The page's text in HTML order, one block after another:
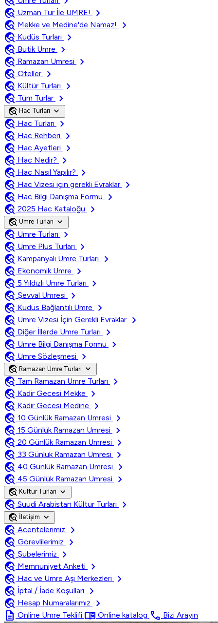
travel_explore Uzman Tur İle UMRE!
chevron_right
travel_explore Mekke ve Medine'de Namaz!
chevron_right
travel_explore Kudüs Turları
chevron_right
travel_explore Butik Umre
chevron_right
travel_explore Ramazan Umresi
chevron_right
travel_explore Oteller
chevron_right
travel_explore Kültür Turları
chevron_right
travel_explore Tüm Turlar chevron_right
travel_explore Hac Turları expand_more
travel_explore Hac Turları
chevron_right
travel_explore Hac Rehberi
chevron_right
travel_explore Hac Ayetleri
chevron_right
travel_explore Hac Nedir?
chevron_right
travel_explore Hac Nasıl Yapılır?
chevron_right
travel_explore Hac Vizesi için gerekli Evraklar
chevron_right
travel_explore Hac Bilgi Danışma Formu
chevron_right
travel_explore 2025 Hac Kataloğu chevron_right
travel_explore Umre Turları expand_more
travel_explore Umre Turları
chevron_right
travel_explore Umre Plus Turları
chevron_right
travel_explore Kampanyalı Umre Turları
chevron_right
travel_explore Ekonomik Umre
chevron_right
travel_explore 5 Yıldızlı Umre Turları
chevron_right
travel_explore Şevval Umresi
chevron_right
travel_explore Kudüs Bağlantılı Umre
chevron_right
travel_explore Umre Vizesi İçin Gerekli Evraklar
chevron_right
travel_explore Diğer İllerde Umre Turları
chevron_right
travel_explore Umre Bilgi Danışma Formu
chevron_right
travel_explore Umre Sözleşmesi chevron_right
travel_explore Ramazan Umre Turları expand_more
travel_explore Tam Ramazan Umre Turları
chevron_right
travel_explore Kadir Gecesi Mekke
chevron_right
travel_explore Kadir Gecesi Medine
chevron_right
travel_explore 10 Günlük Ramazan Umresi
chevron_right
travel_explore 15 Günlük Ramazan Umresi
chevron_right
travel_explore 20 Günlük Ramazan Umresi
chevron_right
travel_explore 33 Günlük Ramazan Umresi
chevron_right
travel_explore 40 Günlük Ramazan Umresi
chevron_right
travel_explore 45 Günlük Ramazan Umresi chevron_right
travel_explore Kültür Turları expand_more
travel_explore Suudi Arabistan Kültur Turları chevron_right
travel_explore İletişim expand_more
travel_explore Acentelerimiz
chevron_right
travel_explore Görevlilerimiz
chevron_right
travel_explore Şubelerimiz
chevron_right
travel_explore Memnuniyet Anketi
chevron_right
travel_explore Hac ve Umre Aşı Merkezleri
chevron_right
travel_explore İptal / İade Koşulları
chevron_right
travel_explore Hesap Numaralarımız
chevron_right
description Online Umre Teklifi menu_book Online katalog call Bizi Arayın